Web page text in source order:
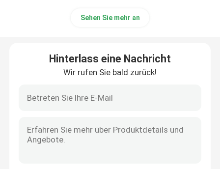
Haus
Produkte
Sehen Sie mehr an
Hinterlass eine Nachricht
Wir rufen Sie bald zurück!